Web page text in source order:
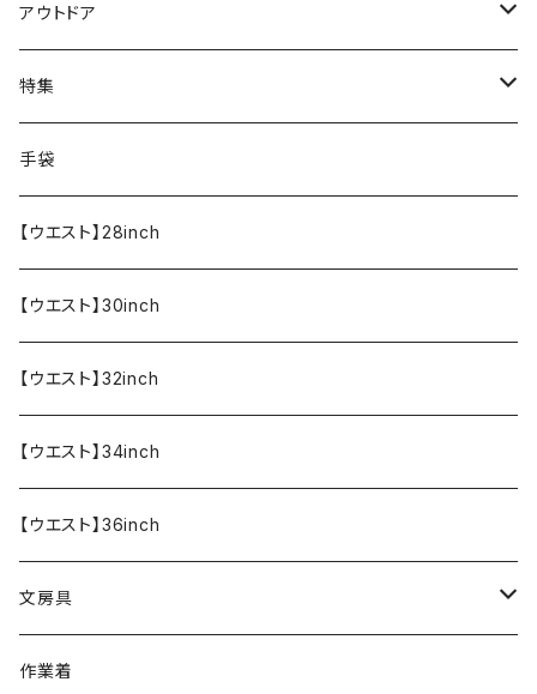
Tシャツ・カットソー
アウトドア
寝具・寝袋・ブランケット
食器・調理器具
エプロン
特集
メール便送料無料★オリジナルT
半袖Tシャツ
OUTLET!!!!!
手袋
【ウエスト】28inch
【ウエスト】30inch
【ウエスト】32inch
【ウエスト】34inch
【ウエスト】36inch
文房具
ペンケース
作業着